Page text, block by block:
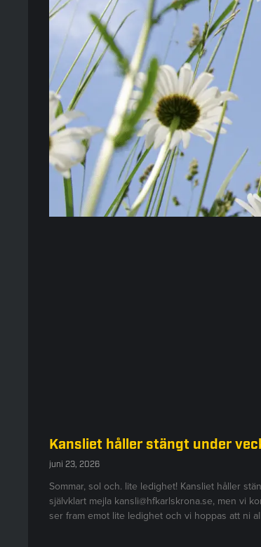
Kansliet håller stängt under
juni 23, 2026
Sommar, sol och. lite ledighet! Kansliet håller
självklart mejla kansli@hfkarlskrona.se, men vi
ser fram emot lite ledighet och vi hoppas att ni